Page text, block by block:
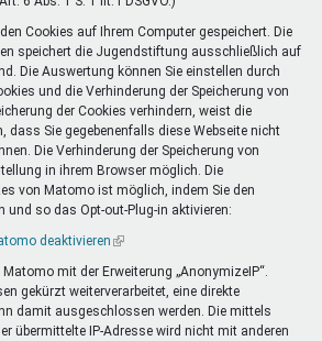
Cookies auf Ihrem Computer gespeichert. Die
speichert die Jugendstiftung ausschließlich auf
Die Auswertung können Sie einstellen durch
und die Verhinderung der Speicherung von
der Cookies verhindern, weist die
Sie gegebenenfalls diese Webseite nicht
Die Verhinderung der Speicherung von
in ihrem Browser möglich. Die
von Matomo ist möglich, indem Sie den
und so das Opt-out-Plug-in aktivieren:
deaktivieren (Link
extern)
mit der Erweiterung „AnonymizeIP“.
gekürzt weiterverarbeitet, eine direkte
damit ausgeschlossen werden. Die mittels
übermittelte IP-Adresse wird nicht mit anderen